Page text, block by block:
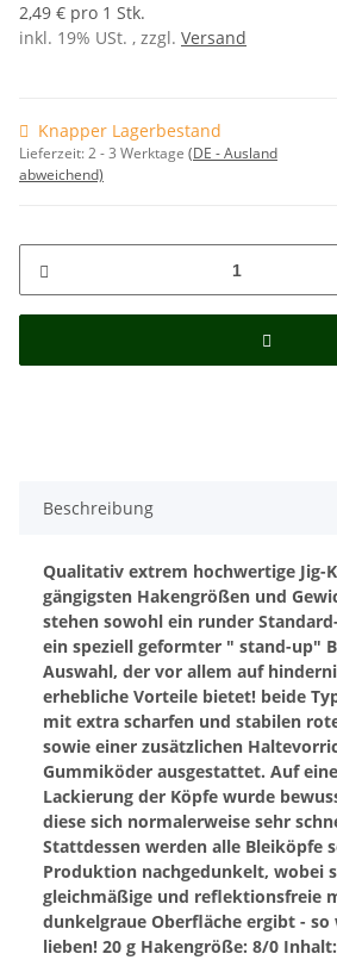
2,49 € pro 1 Stk.
inkl. 19% USt. , zzgl. Versand
Knapper Lagerbestand
Lieferzeit:2 - 3 Werktage (DE - Ausland
abweichend)
Beschreibung
Qualitativ extrem hochwertige Jig-
gängigsten Hakengrößen und
stehen sowohl ein runder
ein speziell geformter " stand-up"
Auswahl, der vor allem auf
erhebliche Vorteile bietet! beide
mit extra scharfen und stabilen
sowie einer zusätzlichen
Gummiköder ausgestattet. Auf
Lackierung der Köpfe wurde
diese sich normalerweise sehr
Stattdessen werden alle Bleiköpfe
Produktion nachgedunkelt, wobei
gleichmäßige und reflektionsfreie
dunkelgraue Oberfläche ergibt - so
lieben! 20 g Hakengröße: 8/0